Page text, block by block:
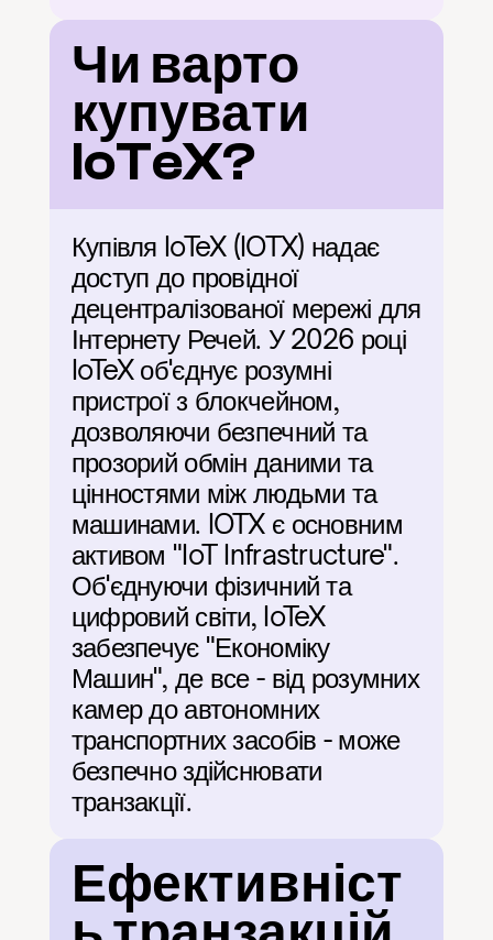
Чи варто
купувати
IoTeX?
Купівля IoTeX (IOTX) надає
доступ до провідної
децентралізованої мережі для
Інтернету Речей. У 2026 році
IoTeX об'єднує розумні
пристрої з блокчейном,
дозволяючи безпечний та
прозорий обмін даними та
цінностями між людьми та
машинами. IOTX є основним
активом "IoT Infrastructure".
Об'єднуючи фізичний та
цифровий світи, IoTeX
забезпечує "Економіку
Машин", де все - від розумних
камер до автономних
транспортних засобів - може
безпечно здійснювати
транзакції.
Ефективніст